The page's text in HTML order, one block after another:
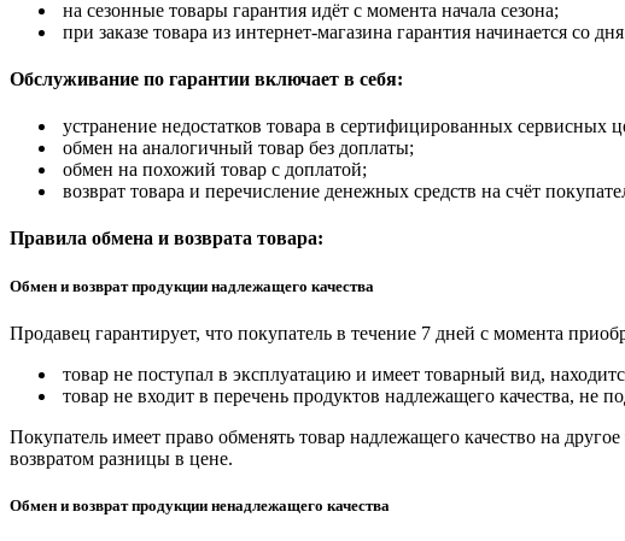
на сезонные товары гарантия идёт с момента начала сезона;
при заказе товара из интернет-магазина гарантия начинается со
Обслуживание по гарантии включает в себя:
устранение недостатков товара в сертифицированных сервисных
обмен на аналогичный товар без доплаты;
обмен на похожий товар с доплатой;
возврат товара и перечисление денежных средств на счёт
Правила обмена и возврата товара:
Обмен и возврат продукции надлежащего качества
Продавец гарантирует, что покупатель в течение 7 дней с момента
товар не поступал в эксплуатацию и имеет товарный вид,
товар не входит в перечень продуктов надлежащего качества, не
Покупатель имеет право обменять товар надлежащего качество на
возвратом разницы в цене.
Обмен и возврат продукции ненадлежащего качества